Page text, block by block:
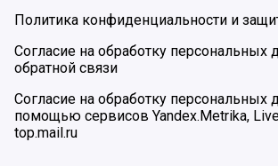
Политика конфиденциальности и
Согласие на обработку персональных
обратной связи
Согласие на обработку персональных
помощью сервисов Yandex.Metrika,
top.mail.ru